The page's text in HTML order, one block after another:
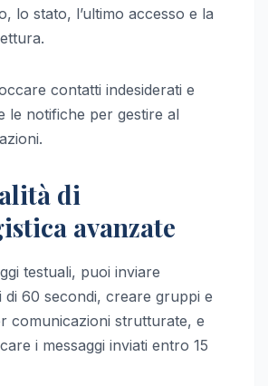
lo stato, l’ultimo accesso e la
contatti indesiderati e
le notifiche per gestire al
di
avanzate
testuali, puoi inviare
di 60 secondi, creare gruppi e
comunicazioni strutturate, e
i messaggi inviati entro 15